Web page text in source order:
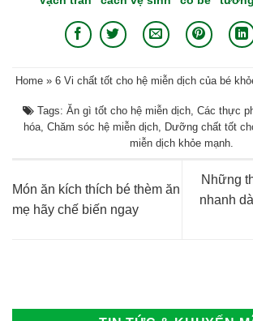
Home » 6 Vi chất tốt cho hệ miễn dịch của bé
Tags: Ăn gì tốt cho hệ miễn dịch Các thực
hóa Chăm sóc hệ miễn dịch Dưỡng chất tốt
miễn dịch khỏe mạnh
Món ăn kích thích bé thèm ăn
mẹ hãy chế biến ngay
Những
nhanh